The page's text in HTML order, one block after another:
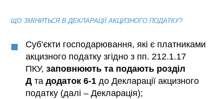
ЩО ЗМІНИТЬСЯ В ДЕКЛАРАЦІЇ АКЦИЗНОГО ПОДАТКУ?
Суб’єкти господарювання, які є платниками
акцизного податку згідно з пп. 212.1.17
ПКУ,заповнюють та подають розділ
Д тадодаток 6-1 до Декларації акцизного
податку (далі – Декларація);